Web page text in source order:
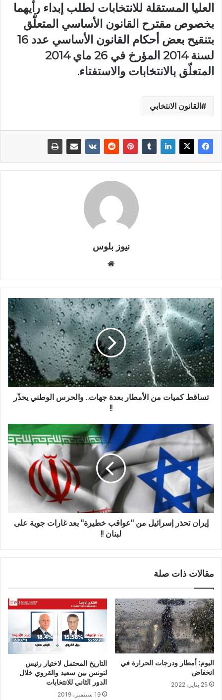
العليا المستقلة للانتخابات لطلب إبداء رأيهما
بخصوص مقترح القانون الأساسي المتعلّق
بتنقيح بعض أحكام القانون الأساسي عدد 16
لسنة 2014 المؤرخ في 26 ماي 2014
المتعلّق بالانتخابات والاستفتاء.
القانون الانتخابي
نيوز بلوس
تساقط كميات من الأمطار بعدة جهات.. والحرس الوطني يحذّر
!!
إيران تحذر إسرائيل من "عواقب خطيرة" بعد غارات جوية على
لبنان !!
مقالات ذات صلة
اليوم: أمطار ودرجات الحرارة في
انخفاض
25 يناير، 2022
التاريخ المحتمل لاختيار رئيس
لتونس بين سعيد والقروي خلال
الدور الثاني للانتخابات
19 سبتمبر، 2019